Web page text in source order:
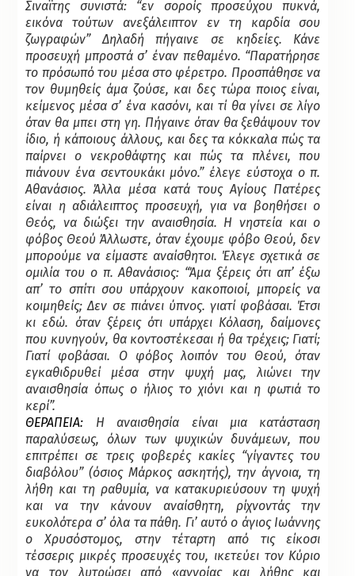
Σιναϊτης συνιστά: “εν σοροίς προσεύχου πυκνά,
εικόνα τούτων ανεξάλειπτον εν τη καρδία σου
ζωγραφών” Δηλαδή πήγαινε σε κηδείες. Κάνε
προσευχή μπροστά σ’ έναν πεθαμένο. “Παρατήρησε
το πρόσωπό του μέσα στο φέρετρο. Προσπάθησε να
τον θυμηθείς άμα ζούσε, και δες τώρα ποιος είναι,
κείμενος μέσα σ’ ένα κασόνι, και τί θα γίνει σε λίγο
όταν θα μπει στη γη. Πήγαινε όταν θα ξεθάψουν τον
ίδιο, ή κάποιους άλλους, και δες τα κόκκαλα πώς τα
παίρνει ο νεκροθάφτης και πώς τα πλένει, που
πιάνουν ένα σεντουκάκι μόνο.” έλεγε εύστοχα ο π.
Αθανάσιος. Άλλα μέσα κατά τους Αγίους Πατέρες
είναι η αδιάλειπτος προσευχή, για να βοηθήσει ο
Θεός, να διώξει την αναισθησία. Η νηστεία και ο
φόβος Θεού Άλλωστε, όταν έχουμε φόβο Θεού, δεν
μπορούμε να είμαστε αναίσθητοι. Έλεγε σχετικά σε
ομιλία του ο π. Αθανάσιος: “Άμα ξέρεις ότι απ’ έξω
απ’ το σπίτι σου υπάρχουν κακοποιοί, μπορείς να
κοιμηθείς; Δεν σε πιάνει ύπνος. γιατί φοβάσαι. Έτσι
κι εδώ. όταν ξέρεις ότι υπάρχει Κόλαση, δαίμονες
που κυνηγούν, θα κοντοστέκεσαι ή θα τρέχεις; Γιατί;
Γιατί φοβάσαι. Ο φόβος λοιπόν του Θεού, όταν
εγκαθιδρυθεί μέσα στην ψυχή μας, λιώνει την
αναισθησία όπως ο ήλιος το χιόνι και η φωτιά το
κερί”.
ΘΕΡΑΠΕΙΑ: Η αναισθησία είναι μια κατάσταση
παραλύσεως, όλων των ψυχικών δυνάμεων, που
επιτρέπει σε τρεις φοβερές κακίες “γίγαντες του
διαβόλου” (όσιος Μάρκος ασκητής), την άγνοια, τη
λήθη και τη ραθυμία, να κατακυριεύσουν τη ψυχή
και να την κάνουν αναίσθητη, ρίχνοντάς την
ευκολότερα σ’ όλα τα πάθη. Γι’ αυτό ο άγιος Ιωάννης
ο Χρυσόστομος, στην τέταρτη από τις είκοσι
τέσσερις μικρές προσευχές του, ικετεύει τον Κύριο
να τον λυτρώσει από «αγνοίας και λήθης και